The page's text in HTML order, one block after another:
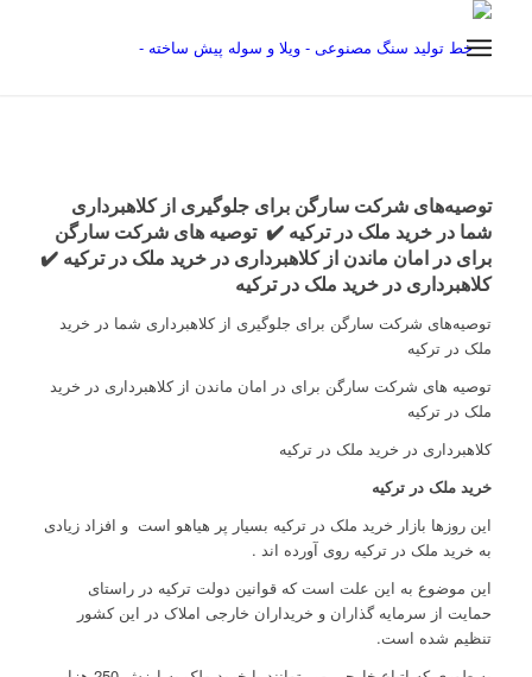
توصیه‌های شرکت سارگن برای جلوگیری از کلاهبرداری
شما در خرید ملک در ترکیه ✔️ توصیه های شرکت سارگن
برای در امان ماندن از کلاهبرداری در خرید ملک در ترکیه ✔️
کلاهبرداری در خرید ملک در ترکیه
توصیه‌های شرکت سارگن برای جلوگیری از کلاهبرداری شما در خرید
ملک در ترکیه
توصیه های شرکت سارگن برای در امان ماندن از کلاهبرداری در خرید
ملک در ترکیه
کلاهبرداری در خرید ملک در ترکیه
خرید ملک در ترکیه
این روزها بازار خرید ملک در ترکیه بسیار پر هیاهو است و افزاد زیادی
به خرید ملک در ترکیه روی آورده اند .
این موضوع به این علت است که قوانین دولت ترکیه در راستای
حمایت از سرمایه‌ گذاران و خریداران خارجی املاک در این کشور
تنظیم شده است.